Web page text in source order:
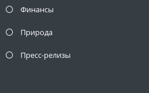
Финансы
Природа
Пресс-релизы